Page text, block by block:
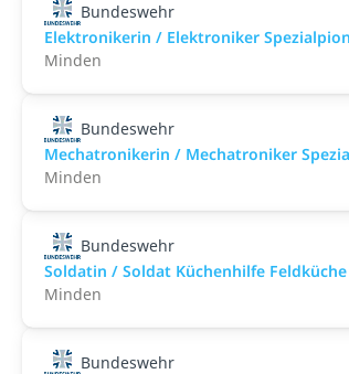
Bundeswehr
Elektronikerin / Elektroniker
Minden
Bundeswehr
Mechatronikerin / Mechatroniker
Minden
Bundeswehr
Soldatin / Soldat Küchenhilfe
Minden
Bundeswehr